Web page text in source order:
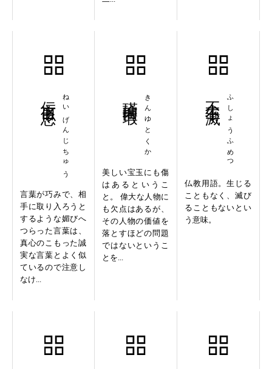
ねいげんじちゅう
言葉が巧みで、相
手に取り入ろうと
するような媚びへ
つらった言葉は、
真心のこもった誠
実な言葉とよく似
ているので注意し
なけ...
きんゆとくか
美しい宝玉にも傷
はあるというこ
と。 偉大な人物に
も欠点はあるが、
その人物の価値を
落とすほどの問題
ではないというこ
とを...
ふしょうふめつ
仏教用語。生じる
こともなく、滅び
ることもないとい
う意味。